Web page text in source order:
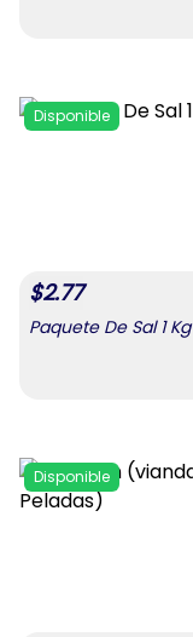
Disponible
$2.77
Paquete De Sal 1 Kg
Disponible